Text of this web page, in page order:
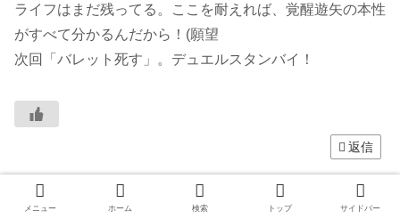
ライフはまだ残ってる。ここを耐えれば、覚醒遊矢の本性
がすべて分かるんだから！(願望
次回「バレット死す」。デュエルスタンバイ！
返信
cast
2016年2月1日 6:25 PM
メニュー ホーム 検索 トップ サイドバー